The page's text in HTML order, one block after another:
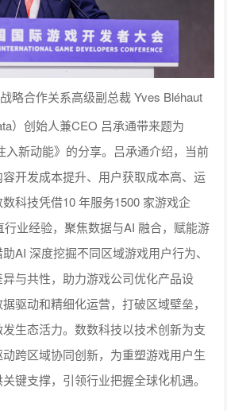
略合作关系高级副总裁 Yves Bléhaut
）创始人兼CEO 吕承通带来题为
入新动能》的分享。吕承通介绍，当前
开发成本提升、用户获取成本高、运
科技凭借10 年服务1500 家游戏企
行业经验，聚焦数据与AI 融合，赋能游
AI 深度挖掘不同区域游戏用户行为、
与共性，助力游戏公司优化产品设
驱动和精细化运营，打破区域壁垒，
生态活力。数数科技以技术创新为支
跨区域协同创新，为重塑游戏用户生
键支撑，引领行业把握全球化机遇。